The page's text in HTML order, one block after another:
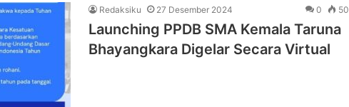
Redaksiku 27 Desember 2024 0 50
Launching PPDB SMA Kemala Taruna
Bhayangkara Digelar Secara Virtual